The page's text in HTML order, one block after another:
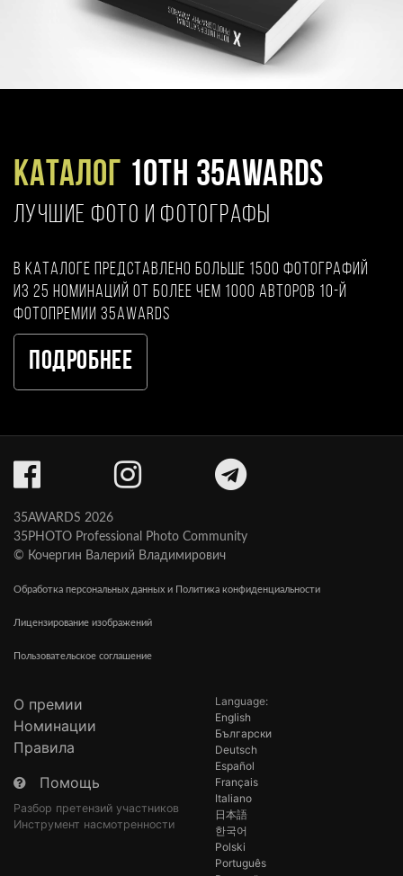
Каталог 10TH 35AWARDS
ЛУЧШИЕ ФОТО И ФОТОГРАФЫ
В каталоге представлено больше 1500 фотографий
из 25 номинаций от более чем 1000 авторов 10-й
фотопремии 35AWARDS
Подробнее
35AWARDS 2026
35PHOTO Professional Photo Community
© Кочергин Валерий Владимирович
Обработка персональных данных и Политика конфиденциальности
Лицензирование изображений
Пользовательское соглашение
О премии
Номинации
Правила
Помощь
Разбор претензий участников
Инструмент насмотренности
Language:
English
Български
Deutsch
Español
Français
Italiano
日本語
한국어
Polski
Português